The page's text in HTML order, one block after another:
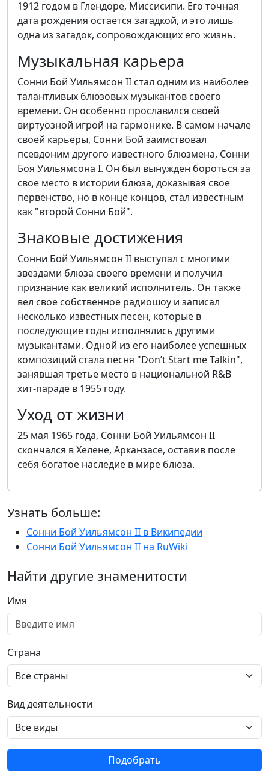
1912 годом в Глендоре, Миссисипи. Его точная
дата рождения остается загадкой, и это лишь
одна из загадок, сопровождающих его жизнь.
Музыкальная карьера
Сонни Бой Уильямсон II стал одним из наиболее
талантливых блюзовых музыкантов своего
времени. Он особенно прославился своей
виртуозной игрой на гармонике. В самом начале
своей карьеры, Сонни Бой заимствовал
псевдоним другого известного блюзмена, Сонни
Боя Уильямсона I. Он был вынужден бороться за
свое место в истории блюза, доказывая свое
первенство, но в конце концов, стал известным
как "второй Сонни Бой".
Знаковые достижения
Сонни Бой Уильямсон II выступал с многими
звездами блюза своего времени и получил
признание как великий исполнитель. Он также
вел свое собственное радиошоу и записал
несколько известных песен, которые в
последующие годы исполнялись другими
музыкантами. Одной из его наиболее успешных
композиций стала песня "Don’t Start me Talkin",
занявшая третье место в национальной R&B
хит-параде в 1955 году.
Уход от жизни
25 мая 1965 года, Сонни Бой Уильямсон II
скончался в Хелене, Арканзасе, оставив после
себя богатое наследие в мире блюза.
Узнать больше:
Сонни Бой Уильямсон II в Википедии
Сонни Бой Уильямсон II на RuWiki
Найти другие знаменитости
Имя
Страна
Вид деятельности
Подобрать